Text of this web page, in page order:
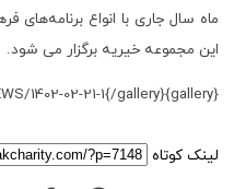
ماه سال جاری با انواع
این مجموعه خیریه برگزار می شود.
{gallery}1402NEWS/1402-02-21-1{/gallery}
لینک کوتاه